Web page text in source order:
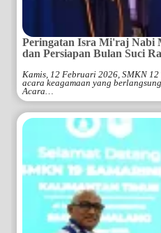
Peringatan Isra Mi'raj Nabi
dan Persiapan Bulan Suci
Kamis, 12 Februari 2026, SMKN
acara keagamaan yang
Acara…